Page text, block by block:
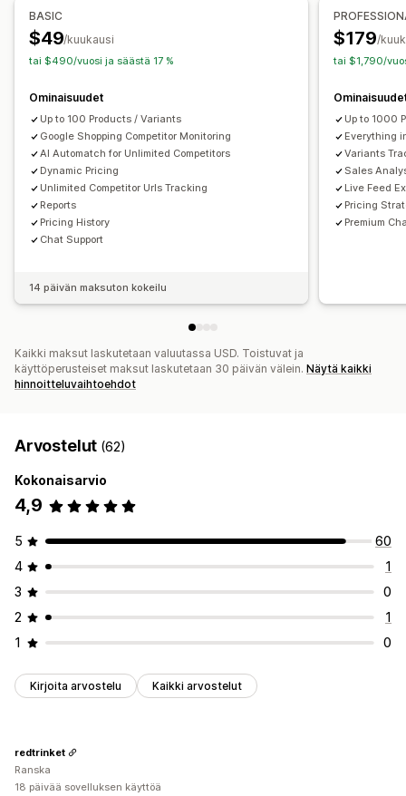
Valvonta
Hintaseuranta
Hintahälytykset
Hintahistoria
Trendianalyysi
Raportit Kilpailijaseuranta
Dashboardit
BASIC
$49/kuukausi
tai $490/vuosi ja säästä 17 %
Ominaisuudet
Up to 100 Products / Variants
Google Shopping Competitor Monitoring
AI Automatch for Unlimited Competitors
Dynamic Pricing
Unlimited Competitor Urls Tracking
Reports
Pricing History
Chat Support
14 päivän maksuton kokeilu
$179/
tai $1,790/
Up to 1000
Everything
Variants
Sales
Live Feed
Pricing
Premium
Kaikki maksut laskutetaan valuutassa USD. Toistuvat ja
käyttöperusteiset maksut laskutetaan 30 päivän välein. Näytä kaikki
hinnoitteluvaihtoehdot
Arvostelut (62)
Kokonaisarvio
4,9
5
60
4
1
3
0
2
1
1
0
Kirjoita arvostelu Kaikki arvostelut
redtrinket
Ranska
18 päivää sovelluksen käyttöä